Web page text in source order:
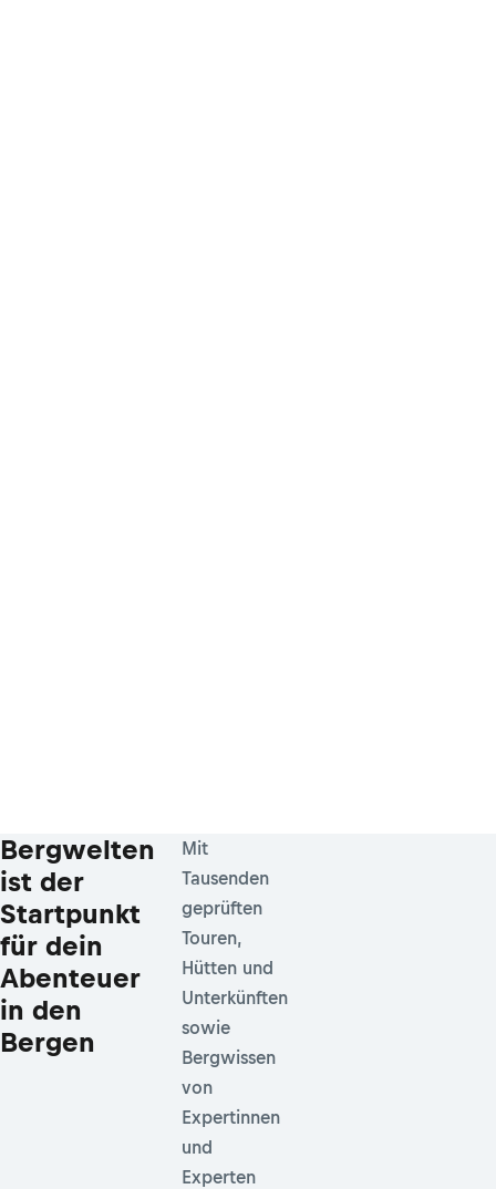
Bergwelten
ist der
Startpunkt
für dein
Abenteuer
in den
Bergen
Mit
Tausenden
geprüften
Touren,
Hütten und
Unterkünften
sowie
Bergwissen
von
Expertinnen
und
Experten